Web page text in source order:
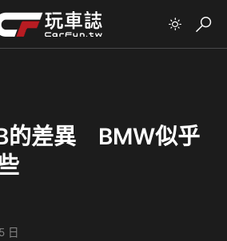
的差異 BMW似乎
日